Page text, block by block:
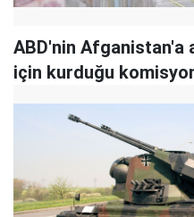
ABD'nin Afganistan'a
için kurduğu